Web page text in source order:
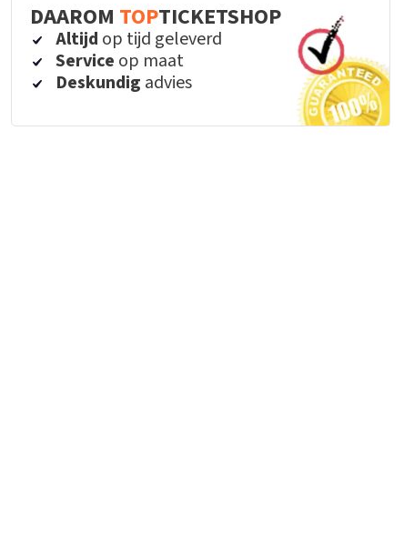
DAAROM TOPTICKETSHOP
Altijd op tijd geleverd
Service op maat
Deskundig advies